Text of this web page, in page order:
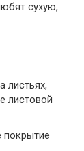
сухую,
листьях,
листовой
покрытие